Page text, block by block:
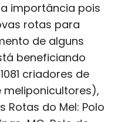
importância pois
rotas para
de alguns
beneficiando
criadores de
Rotas do Mel: Polo